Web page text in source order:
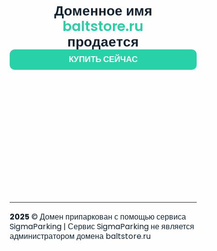
Доменное имя
baltstore.ru
продается
КУПИТЬ СЕЙЧАС
2025 © Домен припаркован с помощью сервиса
SigmaParking | Сервис SigmaParking не является
администратором домена baltstore.ru